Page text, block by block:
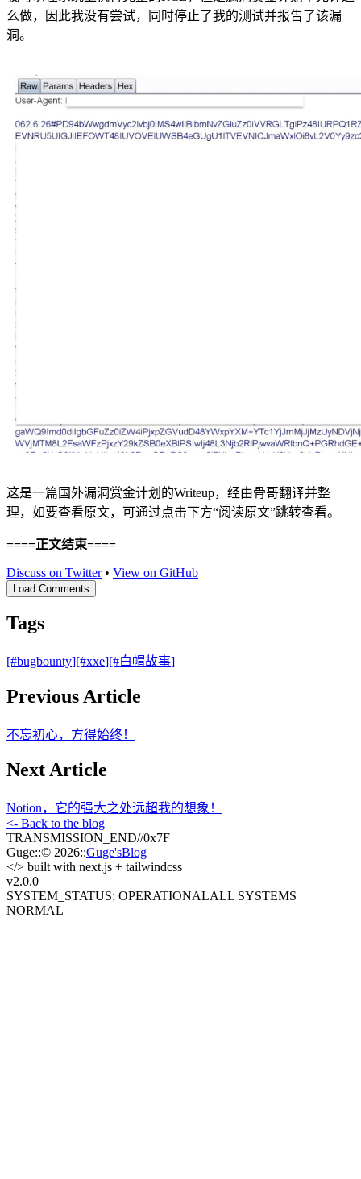
么做，因此我没有尝试，同时停止了我的测试并报告了该漏
洞。
这是一篇国外漏洞赏金计划的Writeup，经由骨哥翻译并整
理，如要查看原文，可通过点击下方“阅读原文”跳转查看。
====正文结束====
Discuss on Twitter• View on GitHub
Load Comments
Tags
[#bugbounty][#xxe][#白帽故事]
Previous Article
不忘初心，方得始终！
Next Article
Notion，它的强大之处远超我的想象！
<- Back to the blog
TRANSMISSION_END//0x7F
Guge::© 2026::Guge'sBlog
</> built with next.js + tailwindcss
v2.0.0
SYSTEM_STATUS: OPERATIONALALL SYSTEMS
NORMAL